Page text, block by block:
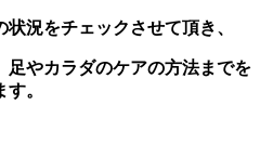
況をチェックさせて頂き、
足やカラダのケアの方法までを
。